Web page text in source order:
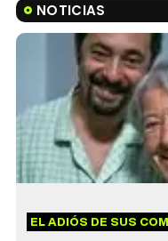
NOTICIAS
EL ADIÓS DE SUS